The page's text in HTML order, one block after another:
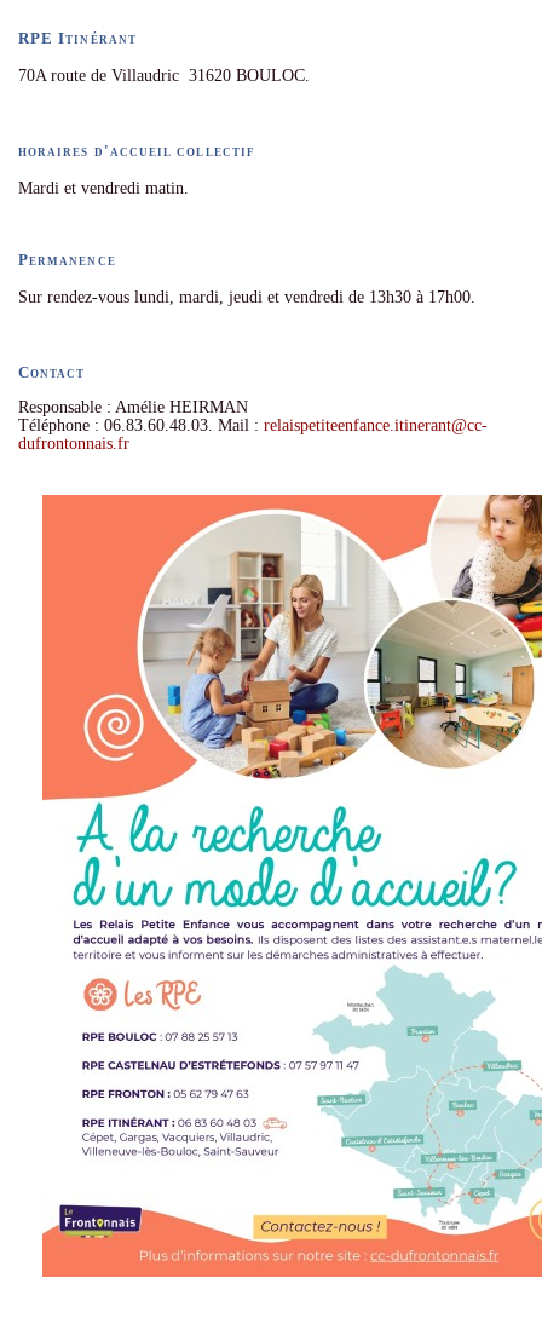
RPE Itinérant
70A route de Villaudric 31620 BOULOC.
horaires d'accueil collectif
Mardi et vendredi matin.
Permanence
Sur rendez-vous lundi, mardi, jeudi et vendredi de 13h30 à 17h00.
Contact
Responsable : Amélie HEIRMAN
Téléphone : 06.83.60.48.03. Mail : relaispetiteenfance.itinerant@cc-
dufrontonnais.fr